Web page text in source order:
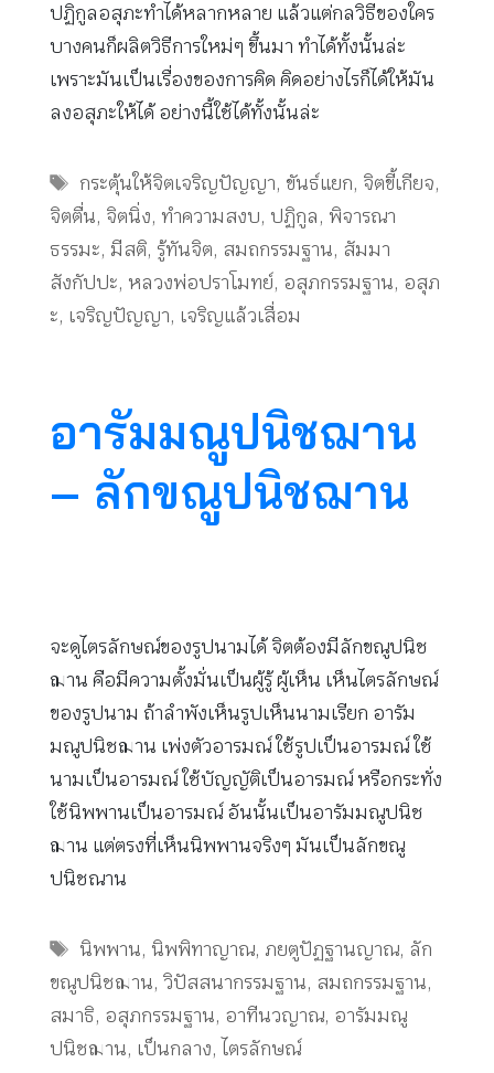
ปฏิกูลอสุภะทำได้หลากหลาย แล้วแต่กลวิธีของใคร
บางคนก็ผลิตวิธีการใหม่ๆ ขึ้นมา ทำได้ทั้งนั้นล่ะ
เพราะมันเป็นเรื่องของการคิด คิดอย่างไรก็ได้ให้มัน
ลงอสุภะให้ได้ อย่างนี้ใช้ได้ทั้งนั้นล่ะ
Tags
กระตุ้นให้จิตเจริญปัญญา, ขันธ์แยก, จิตขี้เกียจ,
จิตตื่น, จิตนิ่ง, ทำความสงบ, ปฏิกูล, พิจารณา
ธรรมะ, มีสติ, รู้ทันจิต, สมถกรรมฐาน, สัมมา
สังกัปปะ, หลวงพ่อปราโมทย์, อสุภกรรมฐาน, อสุภ
ะ, เจริญปัญญา, เจริญแล้วเสื่อม
อารัมมณูปนิชฌาน
– ลักขณูปนิชฌาน
จะดูไตรลักษณ์ของรูปนามได้ จิตต้องมีลักขณูปนิช
ฌาน คือมีความตั้งมั่นเป็นผู้รู้ ผู้เห็น เห็นไตรลักษณ์
ของรูปนาม ถ้าลำพังเห็นรูปเห็นนามเรียก อารัม
มณูปนิชฌาน เพ่งตัวอารมณ์ ใช้รูปเป็นอารมณ์ ใช้
นามเป็นอารมณ์ ใช้บัญญัติเป็นอารมณ์ หรือกระทั่ง
ใช้นิพพานเป็นอารมณ์ อันนั้นเป็นอารัมมณูปนิช
ฌาน แต่ตรงที่เห็นนิพพานจริงๆ มันเป็นลักขณู
ปนิชณาน
Tags
นิพพาน, นิพพิทาญาณ, ภยตูปัฏฐานญาณ, ลัก
ขณูปนิชฌาน, วิปัสสนากรรมฐาน, สมถกรรมฐาน,
สมาธิ, อสุภกรรมฐาน, อาทีนวญาณ, อารัมมณู
ปนิชฌาน, เป็นกลาง, ไตรลักษณ์